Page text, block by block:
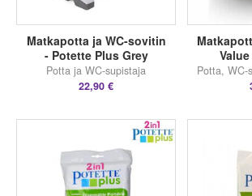
Matkapotta ja WC-sovitin
- Potette Plus Grey
Potta ja WC-supistaja
22,90 €
Potta, WC-